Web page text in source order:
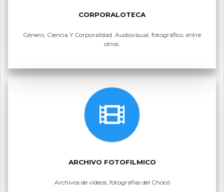
CORPORALOTECA
Género, Ciencia Y Corporalidad. Audiovisual, fotográfico, entre
otros.
ARCHIVO FOTOFILMICO
Archivos de vídeos, fotografías del Chocó